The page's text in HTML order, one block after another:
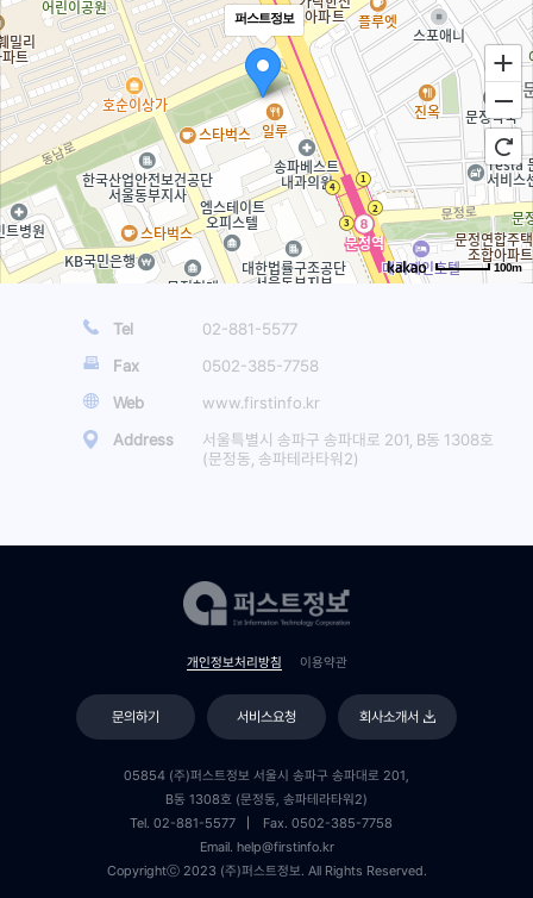
퍼스트정보
100m
Tel
02-881-5577
Fax
0502-385-7758
Web
www.firstinfo.kr
Address
서울특별시 송파구 송파대로 201, B동 1308호
(문정동, 송파테라타워2)
개인정보처리방침 이용약관
문의하기 서비스요청 회사소개서
05854 (주)퍼스트정보 서울시 송파구 송파대로 201,
B동 1308호 (문정동, 송파테라타워2)
Tel. 02-881-5577
Fax. 0502-385-7758
Email. help@firstinfo.kr
Copyrightⓒ 2023 (주)퍼스트정보. All Rights Reserved.